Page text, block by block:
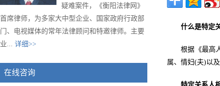
疑难案件，《衡阳法律网》
首席律师，为多家大中型企业、国家政府行政部
门、电视媒体的常年法律顾问和特邀律师。主要
业... 详细>>
在线咨询
什么是特定
根据《最高
属、情妇(夫)以